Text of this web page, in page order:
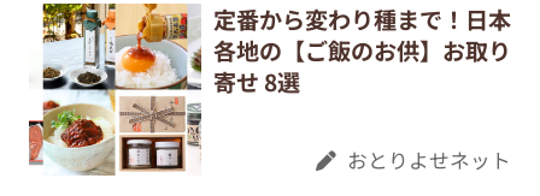
定番から変わり種まで！日本
各地の【ご飯のお供】お取り
寄せ 8選
おとりよせネット